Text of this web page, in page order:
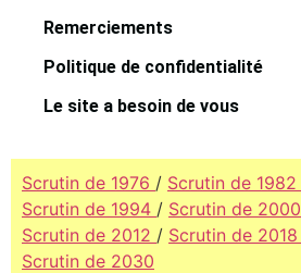
Remerciements
Politique de confidentialité
Le site a besoin de vous
Scrutin de 1976 / Scrutin de 1982
Scrutin de 1994 / Scrutin de 2000
Scrutin de 2012 / Scrutin de 2018
Scrutin de 2030